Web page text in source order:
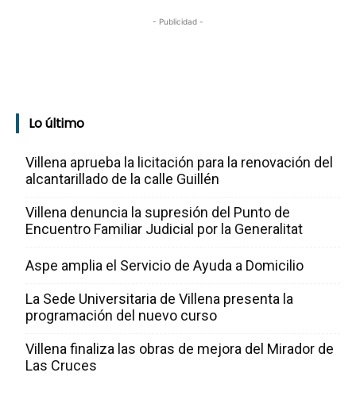
- Publicidad -
Lo último
Villena aprueba la licitación para la renovación del
alcantarillado de la calle Guillén
Villena denuncia la supresión del Punto de
Encuentro Familiar Judicial por la Generalitat
Aspe amplia el Servicio de Ayuda a Domicilio
La Sede Universitaria de Villena presenta la
programación del nuevo curso
Villena finaliza las obras de mejora del Mirador de
Las Cruces